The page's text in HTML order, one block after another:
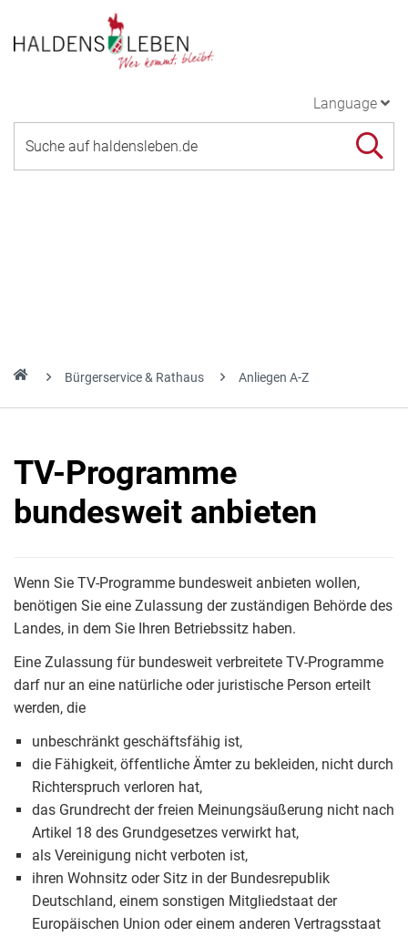
Language
Bürgerservice & Rathaus Anliegen A-Z
TV-Programme
bundesweit anbieten
Wenn Sie TV-Programme bundesweit anbieten wollen,
benötigen Sie eine Zulassung der zuständigen Behörde des
Landes, in dem Sie Ihren Betriebssitz haben.
Eine Zulassung für bundesweit verbreitete TV-Programme
darf nur an eine natürliche oder juristische Person erteilt
werden, die
unbeschränkt geschäftsfähig ist,
die Fähigkeit, öffentliche Ämter zu bekleiden, nicht durch
Richterspruch verloren hat,
das Grundrecht der freien Meinungsäußerung nicht nach
Artikel 18 des Grundgesetzes verwirkt hat,
als Vereinigung nicht verboten ist,
ihren Wohnsitz oder Sitz in der Bundesrepublik
Deutschland, einem sonstigen Mitgliedstaat der
Europäischen Union oder einem anderen Vertragsstaat